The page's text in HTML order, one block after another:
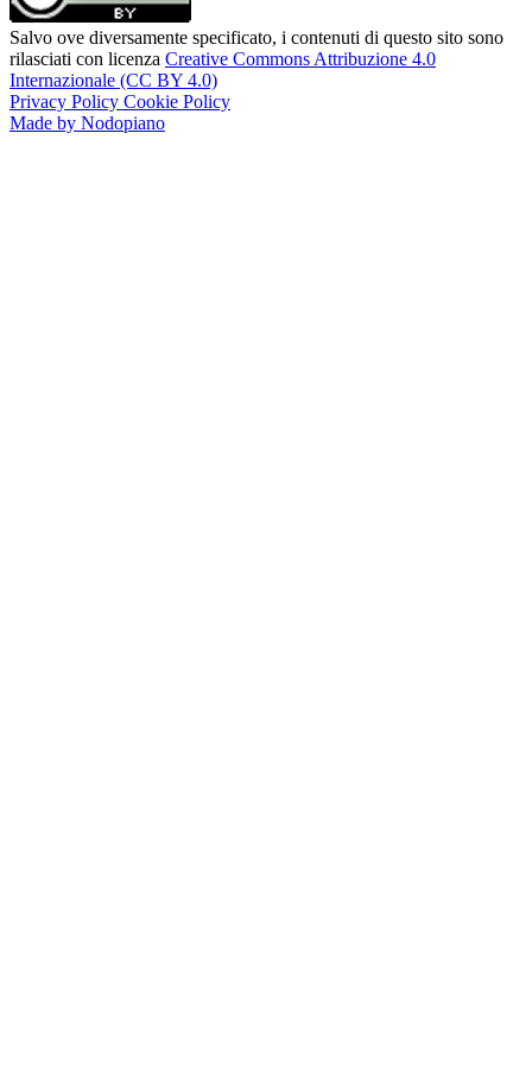
Salvo ove diversamente specificato, i contenuti di questo sito sono
rilasciati con licenza Creative Commons Attribuzione 4.0
Internazionale (CC BY 4.0)
Privacy Policy Cookie Policy
Made by Nodopiano